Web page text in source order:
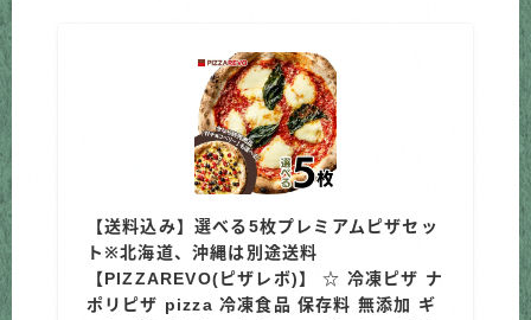
【送料込み】選べる5枚プレミアムピザセッ
ト※北海道、沖縄は別途送料
【PIZZAREVO(ピザレボ)】 ☆ 冷凍ピザ ナ
ポリピザ pizza 冷凍食品 保存料 無添加 ギ